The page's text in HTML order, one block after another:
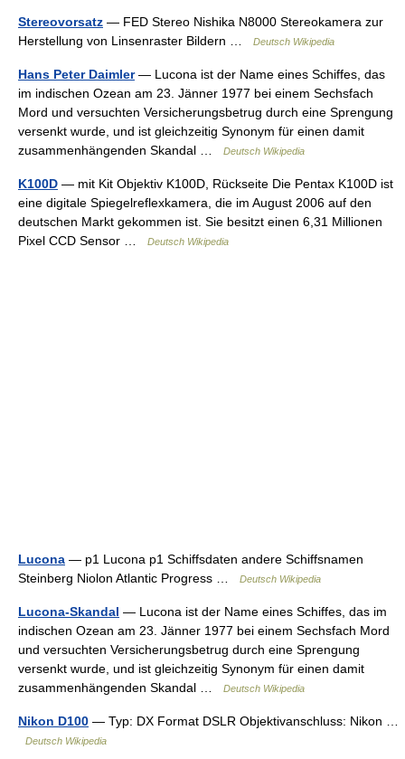
Stereovorsatz — FED Stereo Nishika N8000 Stereokamera zur
Herstellung von Linsenraster Bildern …
Deutsch Wikipedia
Hans Peter Daimler— Lucona ist der Name eines Schiffes, das
im indischen Ozean am 23. Jänner 1977 bei einem Sechsfach
Mord und versuchten Versicherungsbetrug durch eine Sprengung
versenkt wurde, und ist gleichzeitig Synonym für einen damit
zusammenhängenden Skandal …
Deutsch Wikipedia
K100D — mit Kit Objektiv K100D, Rückseite Die Pentax K100D ist
eine digitale Spiegelreflexkamera, die im August 2006 auf den
deutschen Markt gekommen ist. Sie besitzt einen 6,31 Millionen
Pixel CCD Sensor …
Deutsch Wikipedia
Lucona — p1 Lucona p1 Schiffsdaten andere Schiffsnamen
Steinberg Niolon Atlantic Progress …
Deutsch Wikipedia
Lucona-Skandal — Lucona ist der Name eines Schiffes, das im
indischen Ozean am 23. Jänner 1977 bei einem Sechsfach Mord
und versuchten Versicherungsbetrug durch eine Sprengung
versenkt wurde, und ist gleichzeitig Synonym für einen damit
zusammenhängenden Skandal …
Deutsch Wikipedia
Nikon D100 — Typ: DX Format DSLR Objektivanschluss: Nikon …
Deutsch Wikipedia